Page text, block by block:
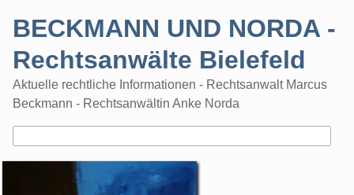
BECKMANN UND NORDA -
Rechtsanwälte Bielefeld
Aktuelle rechtliche Informationen - Rechtsanwalt Marcus
Beckmann - Rechtsanwältin Anke Norda